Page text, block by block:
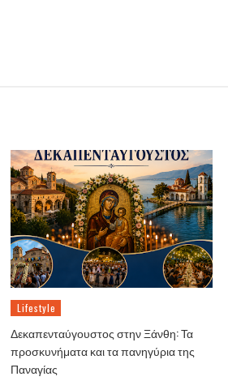
Lifestyle
Δεκαπενταύγουστος στην Ξάνθη: Τα
προσκυνήματα και τα πανηγύρια της
Παναγίας